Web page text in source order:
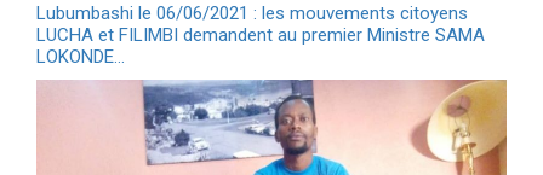
Lubumbashi le 06/06/2021 : les mouvements citoyens
LUCHA et FILIMBI demandent au premier Ministre SAMA
LOKONDE…